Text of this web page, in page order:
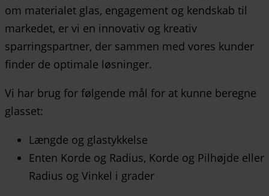
om materialet glas, engagement og kendskab til
markedet, er vi en innovativ og kreativ
sparringspartner, der sammen med vores kunder
finder de optimale løsninger.
Vi har brug for følgende mål for at kunne beregne
glasset:
Længde og glastykkelse
Enten Korde og Radius, Korde og Pilhøjde eller
Radius og Vinkel i grader